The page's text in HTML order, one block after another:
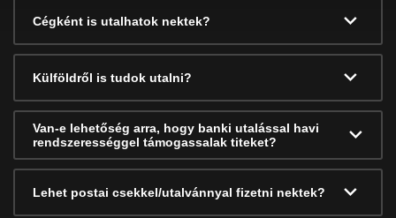
Cégként is utalhatok nektek?
Külföldről is tudok utalni?
Van-e lehetőség arra, hogy banki utalással havi
rendszerességgel támogassalak titeket?
Lehet postai csekkel/utalvánnyal fizetni nektek?